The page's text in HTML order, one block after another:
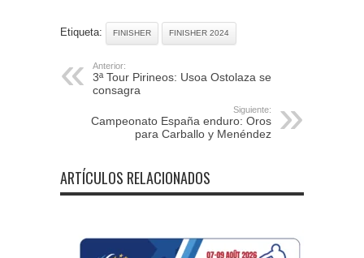
Etiqueta: FINISHER FINISHER 2024
Anterior:
3ª Tour Pirineos: Usoa Ostolaza se
consagra
Siguiente:
Campeonato España enduro: Oros
para Carballo y Menéndez
ARTÍCULOS RELACIONADOS